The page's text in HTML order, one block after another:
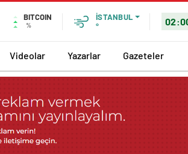
BITCOIN
%
İSTANBUL
°
Videolar Yazarlar Gazeteler